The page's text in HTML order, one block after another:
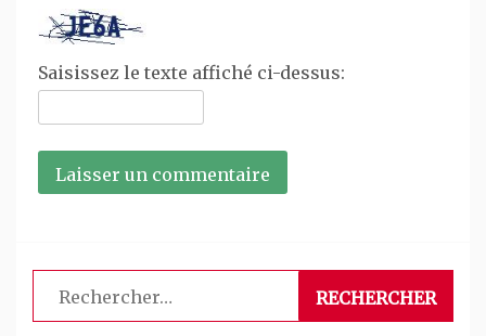
Saisissez le texte affiché ci-dessus:
Rechercher :